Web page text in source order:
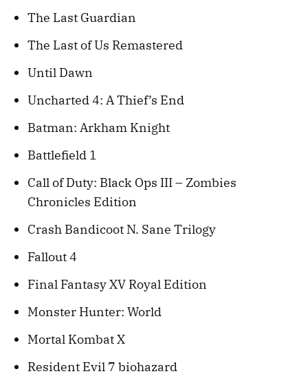
The Last Guardian
The Last of Us Remastered
Until Dawn
Uncharted 4: A Thief’s End
Batman: Arkham Knight
Battlefield 1
Call of Duty: Black Ops III – Zombies
Chronicles Edition
Crash Bandicoot N. Sane Trilogy
Fallout 4
Final Fantasy XV Royal Edition
Monster Hunter: World
Mortal Kombat X
Resident Evil 7 biohazard